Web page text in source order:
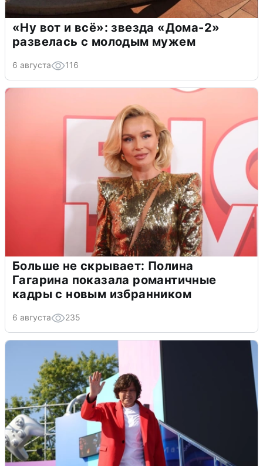
«Ну вот и всё»: звезда «Дома-2»
развелась с молодым мужем
6 августа 116
Больше не скрывает: Полина
Гагарина показала романтичные
кадры с новым избранником
6 августа 235